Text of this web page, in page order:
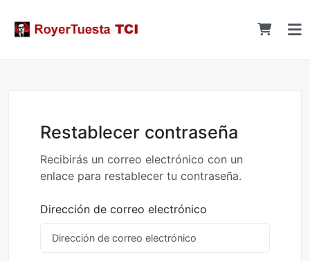
Restablecer contraseña
Recibirás un correo electrónico con un
enlace para restablecer tu contraseña.
Dirección de correo electrónico